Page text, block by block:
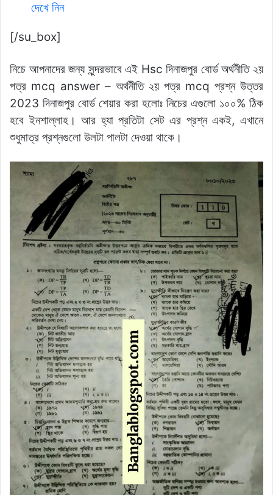
দেখে নিন
[/su_box]
নিচে আপনাদের জন্য সুন্দরভাবে এই Hsc দিনাজপুর বোর্ড অর্থনীতি ২য়
পত্র mcq answer – অর্থনীতি ২য় পত্র mcq প্রশ্ন উত্তর
2023 দিনাজপুর বোর্ড শেয়ার করা হলোঃ নিচের এগুলো ১০০% ঠিক
হবে ইনশাল্লাহ। আর হ্যা প্রতিটা সেট এর প্রশ্ন একই, এখানে
শুধুমাত্র প্রশ্নগুলো উলটা পালটা দেওয়া থাকে।